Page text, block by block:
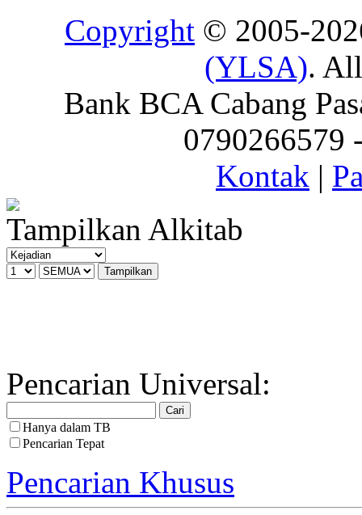
Copyright © 2005-
(YLSA).
Bank BCA Cabang
0790266579
Kontak |
Tampilkan Alkitab
Pencarian Universal:
Hanya dalam TB
Pencarian Tepat
Pencarian Khusus